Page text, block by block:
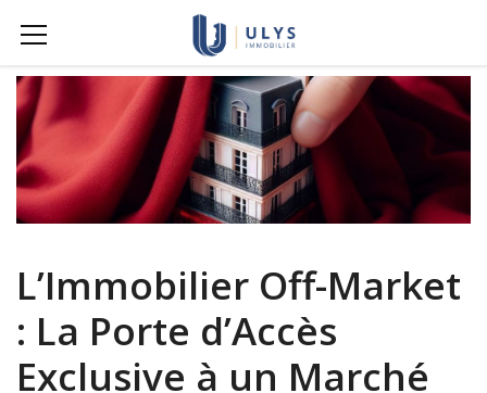
L’Immobilier Off-Market
: La Porte d’Accès
Exclusive à un Marché